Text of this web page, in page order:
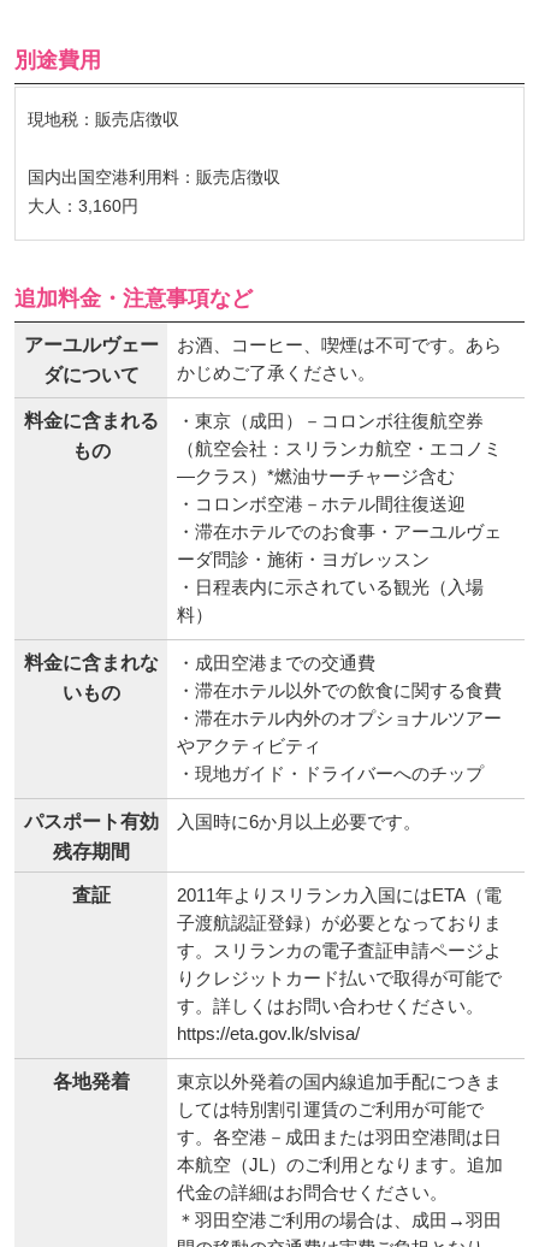
別途費用
現地税：販売店徴収
国内出国空港利用料：販売店徴収
大人：3,160円
追加料金・注意事項など
アーユルヴェー
ダについて
お酒、コーヒー、喫煙は不可です。あら
かじめご了承ください。
料金に含まれる
もの
・東京（成田）－コロンボ往復航空券
（航空会社：スリランカ航空・エコノミ
―クラス）*燃油サーチャージ含む
・コロンボ空港－ホテル間往復送迎
・滞在ホテルでのお食事・アーユルヴェ
ーダ問診・施術・ヨガレッスン
・日程表内に示されている観光（入場
料）
料金に含まれな
いもの
・成田空港までの交通費
・滞在ホテル以外での飲食に関する食費
・滞在ホテル内外のオプショナルツアー
やアクティビティ
・現地ガイド・ドライバーへのチップ
パスポート有効
残存期間
入国時に6か月以上必要です。
査証
2011年よりスリランカ入国にはETA（電
子渡航認証登録）が必要となっておりま
す。スリランカの電子査証申請ページよ
りクレジットカード払いで取得が可能で
す。詳しくはお問い合わせください。
https://eta.gov.lk/slvisa/
各地発着
東京以外発着の国内線追加手配につきま
しては特別割引運賃のご利用が可能で
す。各空港－成田または羽田空港間は日
本航空（JL）のご利用となります。追加
代金の詳細はお問合せください。
＊羽田空港ご利用の場合は、成田→羽田